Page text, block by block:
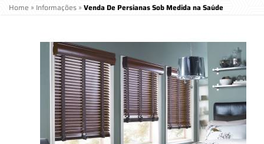
Home » Informações » Venda De Persianas Sob Medida na Saúde